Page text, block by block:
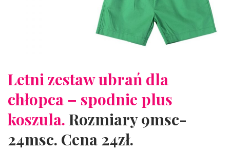
Letni zestaw ubrań dla
chłopca – spodnie plus
koszula. Rozmiary 9msc-
24msc. Cena 24zł.